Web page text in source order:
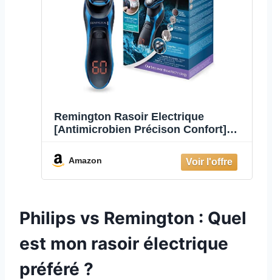
Remington Rasoir Electrique
[Antimicrobien Précison Confort]
précises,Voltage Universe,
Secteur/Sans fil-Batterie Lithium 60
min,Wet&Dry, Ecran Digital) Tondeu
Amazon
Philips vs Remington : Quel
est mon rasoir électrique
préféré ?